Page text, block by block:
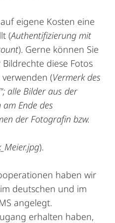
eigene Kosten eine
(Authentifizierung mit
). Gerne können Sie
diese Fotos
(Vermerk des
alle Bilder aus der
Ende des
der Fotografin bzw.
).
haben wir
deutschen und im
angelegt.
erhalten haben,